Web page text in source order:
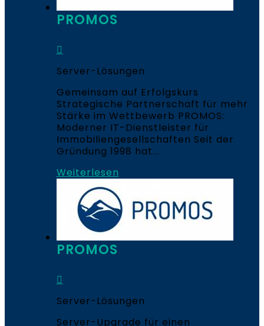
PROMOS
Server-Lösungen
Gemeinsam auf Erfolgskurs
Strategische Partnerschaft für mehr
Stärke im Wettbewerb PROMOS:
Moderner IT-Dienstleister für
Immobiliengesellschaften Seit der
Gründung 1998 hat...
Weiterlesen
PROMOS
Server-Lösungen
Server-Upgrade für einen